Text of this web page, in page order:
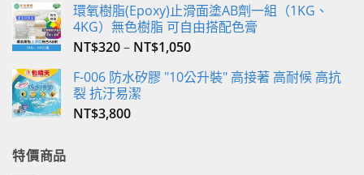
選
項
選
項
環氧樹脂(Epoxy)止滑面塗AB劑一組（1KG、
4KG）無色樹脂 可自由搭配色膏
NT$320– NT$1,050
F-006 防水矽膠 "10公升裝" 高接著 高耐候 高抗
裂 抗汙易潔
NT$3,800
特價商品